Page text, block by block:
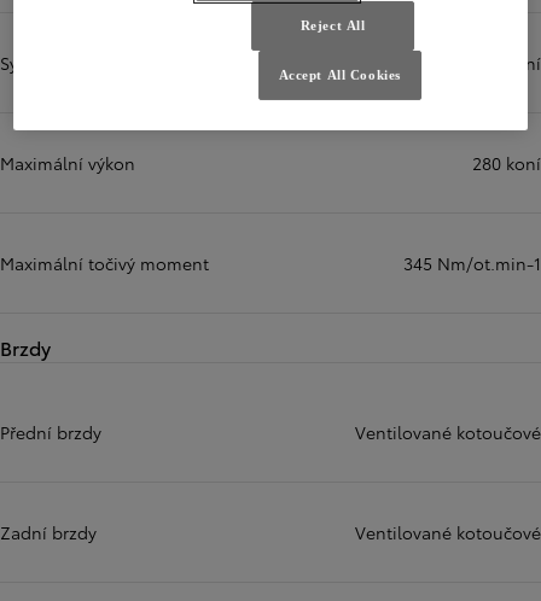
Systém vstřikování paliva Vícebodové vstřikování
Maximální výkon 280 koní
Maximální točivý moment 345 Nm/ot.min-1
Brzdy
Přední brzdy Ventilované kotoučové
Zadní brzdy Ventilované kotoučové
Reject All
Accept All Cookies